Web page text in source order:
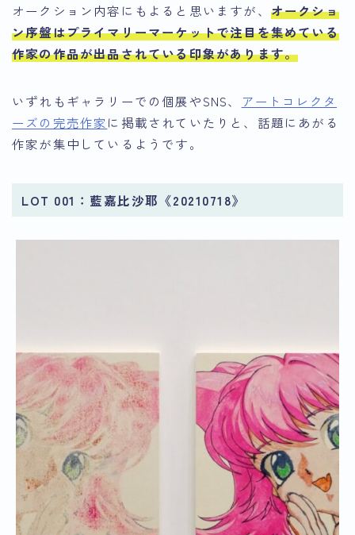
オークション内容にもよると思いますが、 オークショ
ン序盤はプライマリーマーケットで注目を集めている
作家の作品が出品されている印象があります。
いずれもギャラリーでの個展やSNS、
アートコレクタ
ーズの完売作家 に掲載されていたりと、話題にあがる
作家が集中しているようです。
LOT 001：藍嘉比沙耶《20210718》